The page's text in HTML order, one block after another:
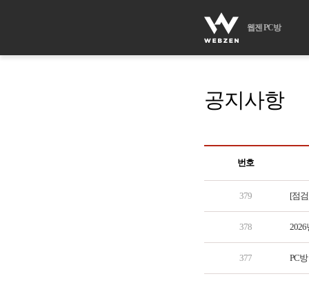
웹젠 PC방
공지사항
번호
379 [점
378 2026
377 PC